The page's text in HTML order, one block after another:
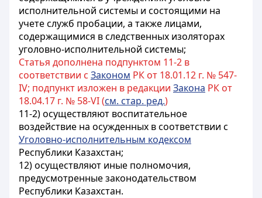
исполнительной системы и состоящими на
учете служб пробации, а также лицами,
содержащимися в следственных изоляторах
уголовно-исполнительной системы;
Статья дополнена подпунктом 11-2 в
соответствии с Законом РК от 18.01.12 г. № 547-
IV; подпункт изложен в редакции Закона РК от
18.04.17 г. № 58-VI (см. стар. ред.)
11-2) осуществляют воспитательное
воздействие на осужденных в соответствии с
Уголовно-исполнительным кодексом
Республики Казахстан;
12) осуществляют иные полномочия,
предусмотренные законодательством
Республики Казахстан.